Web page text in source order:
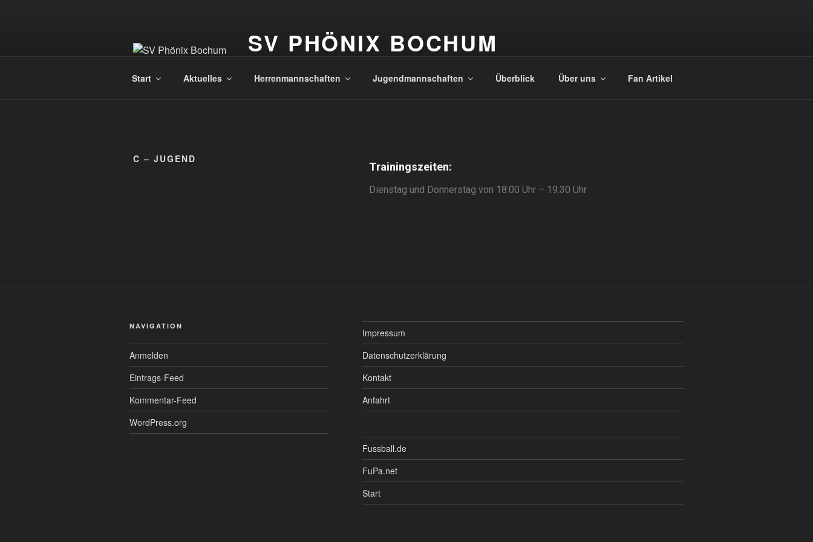
SV PHÖNIX BOCHUM
Start Aktuelles Herrenmannschaften Jugendmannschaften Überblick Über uns Fan Artikel
C – JUGEND
Trainingszeiten:
Dienstag und Donnerstag von 18:00 Uhr – 19:30 Uhr
NAVIGATION
Anmelden
Eintrags-Feed
Kommentar-Feed
WordPress.org
Impressum
Datenschutzerklärung
Kontakt
Anfahrt
Fussball.de
FuPa.net
Start